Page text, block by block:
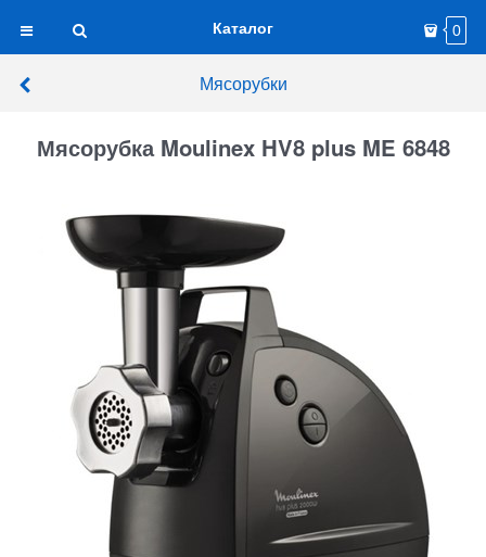
Каталог 0
Мясорубки
Мясорубка Moulinex HV8 plus ME 6848